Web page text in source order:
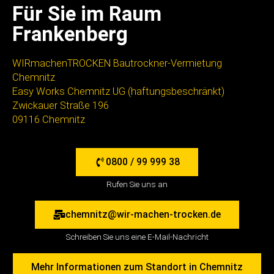
Für Sie im Raum
Frankenberg
WIRmachenTROCKEN Bautrockner-Vermietung
Chemnitz
Easy Works Chemnitz UG (haftungsbeschränkt)
Zwickauer Straße 196
09116 Chemnitz
0800 / 99 999 38
Rufen Sie uns an
chemnitz@wir-machen-trocken.de
Schreiben Sie uns eine E-Mail-Nachricht
Mehr Informationen zum Standort in Chemnitz